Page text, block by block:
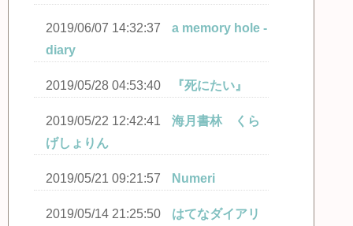
2019/06/07 14:32:37
a memory hole -
diary
2019/05/28 04:53:40 『死にたい』
2019/05/22 12:42:41
海月書林 くら
げしょりん
2019/05/21 09:21:57 Numeri
2019/05/14 21:25:50
はてなダイアリ